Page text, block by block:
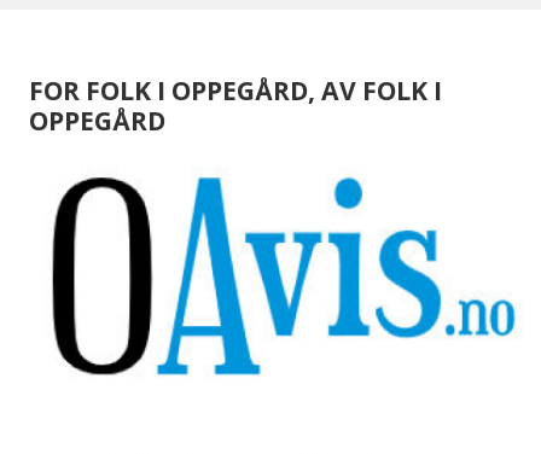
FOR FOLK I OPPEGÅRD, AV FOLK I
OPPEGÅRD